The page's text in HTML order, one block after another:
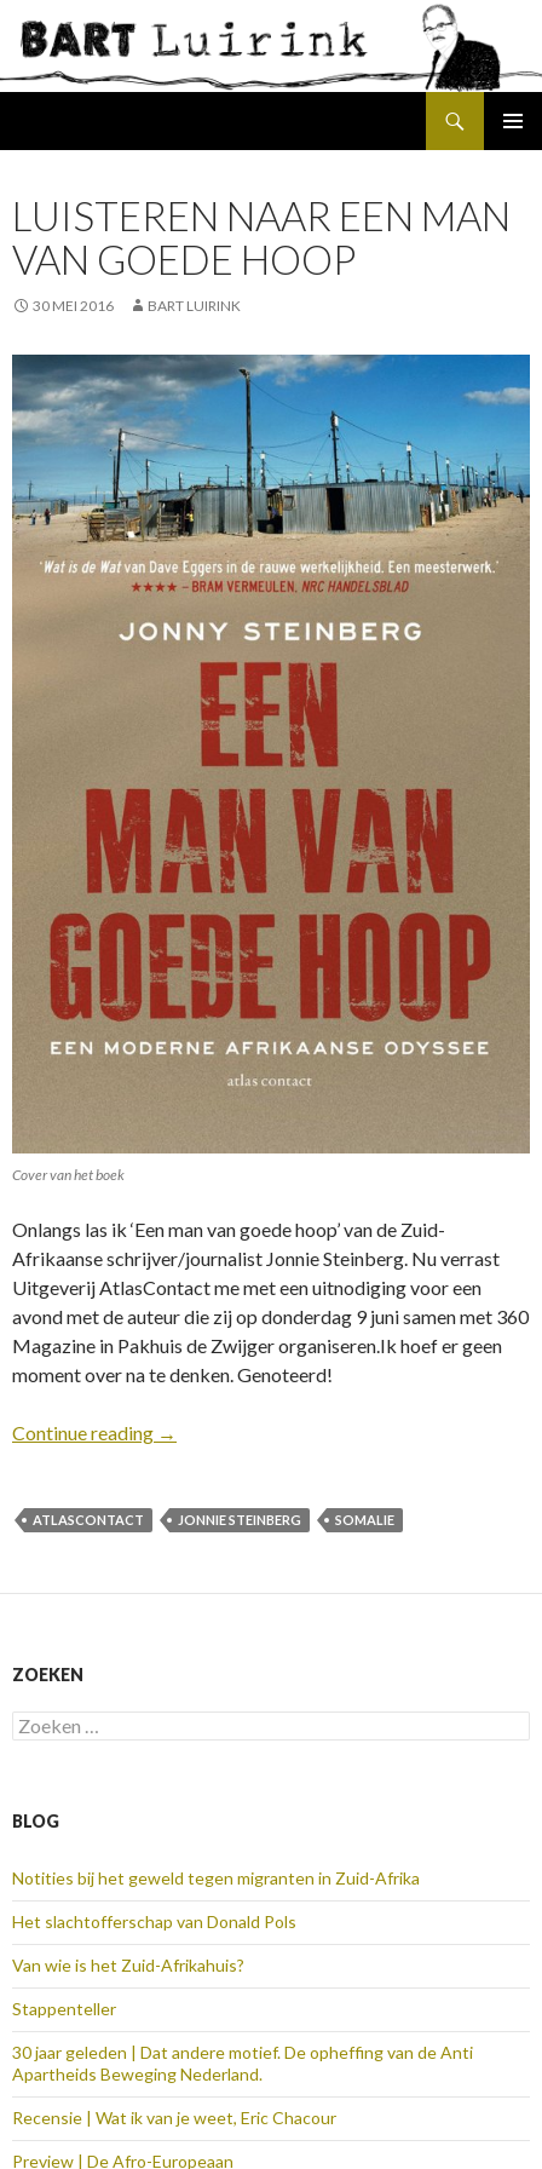
LUISTEREN NAAR EEN MAN
VAN GOEDE HOOP
30 MEI 2016 BART LUIRINK
Cover van het boek
Onlangs las ik ‘Een man van goede hoop’ van de Zuid-
Afrikaanse schrijver/journalist Jonnie Steinberg. Nu verrast
Uitgeverij AtlasContact me met een uitnodiging voor een
avond met de auteur die zij op donderdag 9 juni samen met 360
Magazine in Pakhuis de Zwijger organiseren.Ik hoef er geen
moment over na te denken. Genoteerd!
Continue reading →
ATLASCONTACT JONNIE STEINBERG SOMALIE
ZOEKEN
Zoeken
naar:
BLOG
Notities bij het geweld tegen migranten in Zuid-Afrika
Het slachtofferschap van Donald Pols
Van wie is het Zuid-Afrikahuis?
Stappenteller
30 jaar geleden | Dat andere motief. De opheffing van de Anti
Apartheids Beweging Nederland.
Recensie | Wat ik van je weet, Eric Chacour
Preview | De Afro-Europeaan